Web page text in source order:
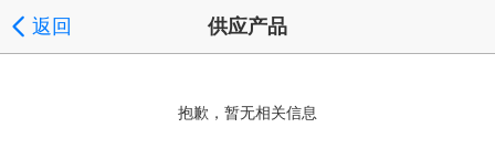
返回 供应产品
抱歉，暂无相关信息